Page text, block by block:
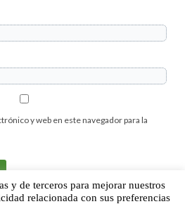
y web en este navegador para la
y de terceros para mejorar nuestros
relacionada con sus preferencias